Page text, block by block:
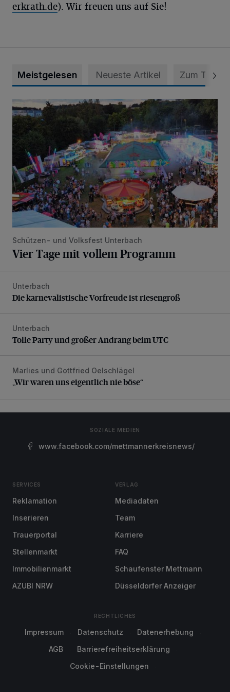
erkrath.de). Wir freuen uns auf Sie!
Meistgelesen Neueste Artikel Zum Thema
Vier Tage mit vollem Programm
Schützen- und Volksfest Unterbach
Vier Tage mit vollem Programm
Die karnevalistische Vorfreude ist riesengroß
Unterbach
Die karnevalistische Vorfreude ist riesengroß
Tolle Party und großer Andrang beim UTC
Unterbach
Tolle Party und großer Andrang beim UTC
„Wir waren uns eigentlich nie böse“
Marlies und Gottfried Oelschlägel
„Wir waren uns eigentlich nie böse“
SOZIALE MEDIEN
www.facebook.com/mettmannerkreisnews/
SERVICES
Reklamation
Inserieren
Trauerportal
Stellenmarkt
Immobilienmarkt
AZUBI NRW
VERLAG
Mediadaten
Team
Karriere
FAQ
Schaufenster Mettmann
Düsseldorfer Anzeiger
RECHTLICHES
Impressum Datenschutz
Datenerhebung
AGB
Barrierefreiheitserklärung
Cookie-Einstellungen